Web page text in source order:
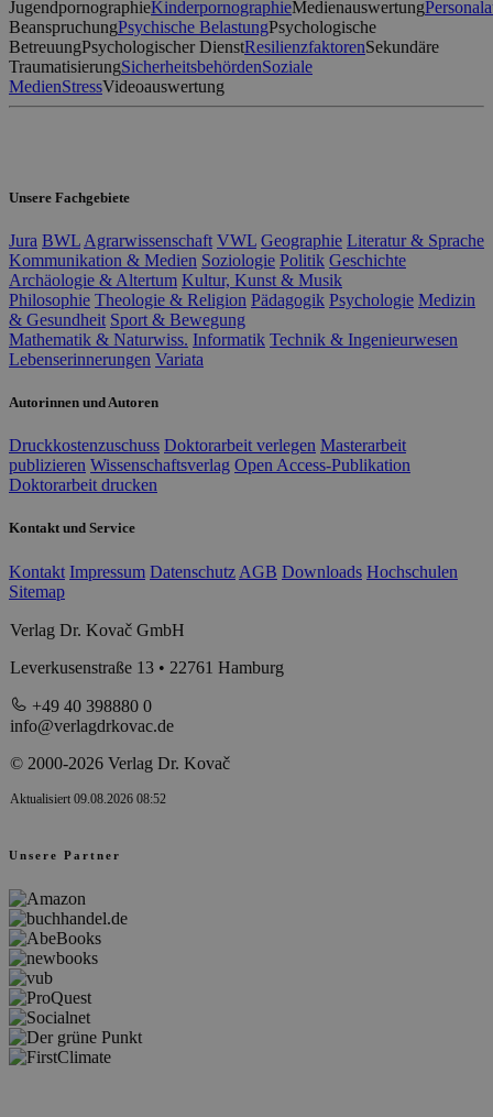
JugendpornographieKinderpornographieMedienauswertung
BeanspruchungPsychische BelastungPsychologische
BetreuungPsychologischer DienstResilienzfaktorenSekundäre
TraumatisierungSicherheitsbehördenSoziale
MedienStressVideoauswertung
Unsere Fachgebiete
Jura BWL Agrarwissenschaft VWL Geographie Literatur & Sprache
Kommunikation & Medien Soziologie Politik Geschichte
Archäologie & Altertum Kultur, Kunst & Musik
Philosophie Theologie & Religion Pädagogik Psychologie Medizin
& Gesundheit Sport & Bewegung
Mathematik & Naturwiss. Informatik Technik & Ingenieurwesen
Lebenserinnerungen Variata
Autorinnen und Autoren
Druckkostenzuschuss Doktorarbeit verlegen Masterarbeit
publizieren Wissenschaftsverlag Open Access-Publikation
Doktorarbeit drucken
Kontakt und Service
Kontakt Impressum Datenschutz AGB Downloads Hochschulen
Sitemap
Verlag Dr. Kovač GmbH
Leverkusenstraße 13 • 22761 Hamburg
+49 40 398880 0
info@verlagdrkovac.de
© 2000-2026 Verlag Dr. Kovač
Aktualisiert 09.08.2026 08:52
Unsere Partner